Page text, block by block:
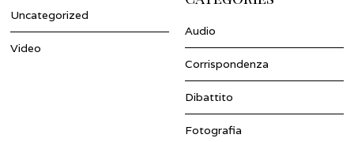
Uncategorized
Video
Audio
Corrispondenza
Dibattito
Fotografia